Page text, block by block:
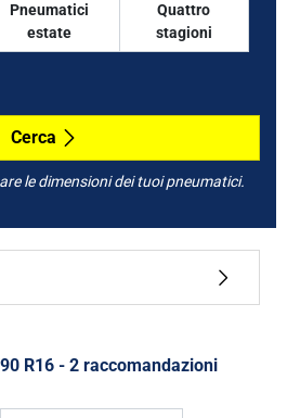
Pneumatici
estate
Quattro
stagioni
Cerca
le dimensioni dei tuoi pneumatici.
R16 - 2 raccomandazioni